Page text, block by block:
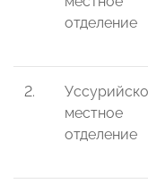
отделение
2.
местное
отделение